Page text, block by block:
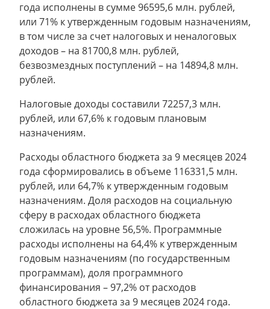
года исполнены в сумме 96595,6 млн. рублей,
или 71% к утвержденным годовым назначениям,
в том числе за счет налоговых и неналоговых
доходов – на 81700,8 млн. рублей,
безвозмездных поступлений – на 14894,8 млн.
рублей.
Налоговые доходы составили 72257,3 млн.
рублей, или 67,6% к годовым плановым
назначениям.
Расходы областного бюджета за 9 месяцев 2024
года сформировались в объеме 116331,5 млн.
рублей, или 64,7% к утвержденным годовым
назначениям. Доля расходов на социальную
сферу в расходах областного бюджета
сложилась на уровне 56,5%. Программные
расходы исполнены на 64,4% к утвержденным
годовым назначениям (по государственным
программам), доля программного
финансирования – 97,2% от расходов
областного бюджета за 9 месяцев 2024 года.